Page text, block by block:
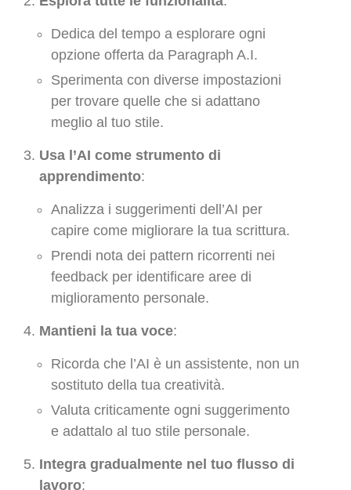
Dedica del tempo a esplorare ogni
opzione offerta da Paragraph A.I.
Sperimenta con diverse impostazioni
per trovare quelle che si adattano
meglio al tuo stile.
Usa l’AI come strumento di
apprendimento:
Analizza i suggerimenti dell’AI per
capire come migliorare la tua scrittura.
Prendi nota dei pattern ricorrenti nei
feedback per identificare aree di
miglioramento personale.
Mantieni la tua voce:
Ricorda che l’AI è un assistente, non un
sostituto della tua creatività.
Valuta criticamente ogni suggerimento
e adattalo al tuo stile personale.
Integra gradualmente nel tuo flusso di
lavoro: